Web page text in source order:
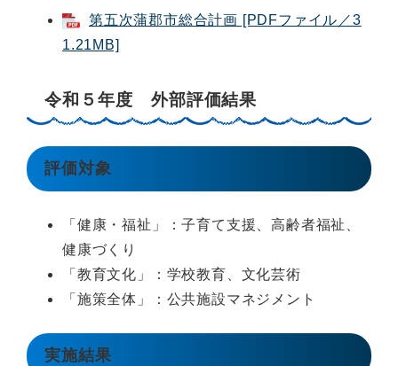
第五次蒲郡市総合計画 [PDFファイル／3
1.21MB]
令和５年度 外部評価結果
評価対象
「健康・福祉」：子育て支援、高齢者福祉、
健康づくり
「教育文化」：学校教育、文化芸術
「施策全体」：公共施設マネジメント
実施結果